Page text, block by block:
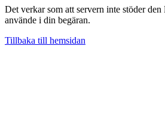
Det verkar som att servern inte stöder
använde i din begäran.
Tillbaka till hemsidan